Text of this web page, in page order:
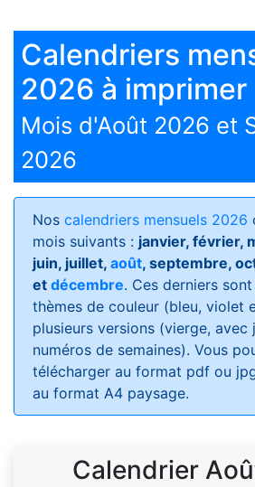
Calendriers
2026 à imprimer
Mois d'Août 2026 et
2026
Nos calendriers mensuels 2026
mois suivants : janvier, février,
juin, juillet, août, septembre,
et décembre. Ces derniers
thèmes de couleur (bleu, violet
plusieurs versions (vierge, avec
numéros de semaines). Vous
télécharger au format pdf ou
au format A4 paysage.
Calendrier